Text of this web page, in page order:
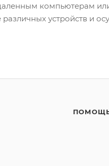
компьютерам
устройств и